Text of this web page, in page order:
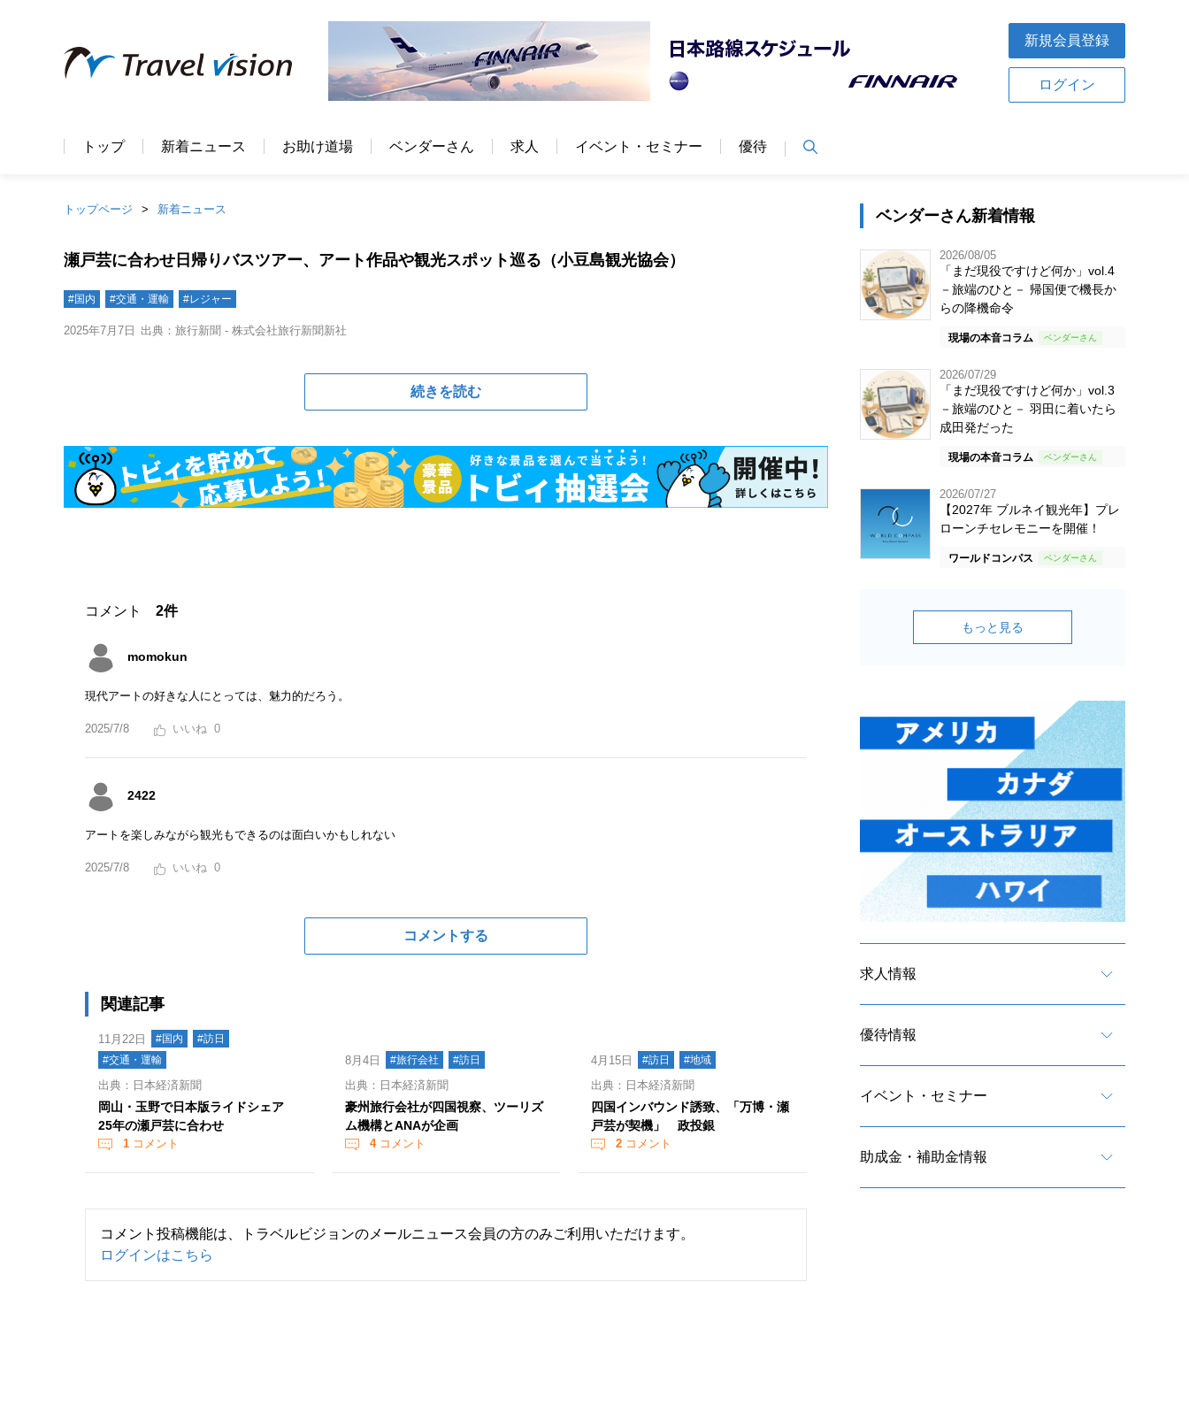
新規会員登録
ログイン
トップ 新着ニュース お助け道場 ベンダーさん 求人 イベント・セミナー 優待
トップページ 新着ニュース
瀬戸芸に合わせ日帰りバスツアー、アート作品や観光スポット巡る（小豆島観光協会）
#国内 #交通・運輸 #レジャー
2025年7月7日 出典：旅行新聞 - 株式会社旅行新聞新社
続きを読む
コメント 2件
momokun
現代アートの好きな人にとっては、魅力的だろう。
2025/7/8 0
2422
アートを楽しみながら観光もできるのは面白いかもしれない
2025/7/8 0
コメントする
関連記事
11月22日 #国内
#訪日
#交通・運輸
出典：日本経済新聞
岡山・玉野で日本版ライドシェア
25年の瀬戸芸に合わせ
1 コメント
8月4日 #旅行会社 #訪日
出典：日本経済新聞
豪州旅行会社が四国視察、ツーリズ
ム機構とANAが企画
4コメント
4月15日 #訪日 #地域
出典：日本経済新聞
四国インバウンド誘致、「万博・瀬
戸芸が契機」 政投銀
2 コメント
コメント投稿機能は、トラベルビジョンのメールニュース会員の方のみご利用いただけます。
ログインはこちら
ベンダーさん新着情報
2026/08/05
「まだ現役ですけど何か」vol.4
－旅端のひと－ 帰国便で機長か
らの降機命令
現場の本音コラム
2026/07/29
「まだ現役ですけど何か」vol.3
－旅端のひと－ 羽田に着いたら
成田発だった
現場の本音コラム
2026/07/27
【2027年 ブルネイ観光年】プレ
ローンチセレモニーを開催！
ワールドコンパス
もっと見る
求人情報
優待情報
イベント・セミナー
助成金・補助金情報